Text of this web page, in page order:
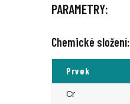
PARAMETRY:
Chemické složení:
Prvek
Cr